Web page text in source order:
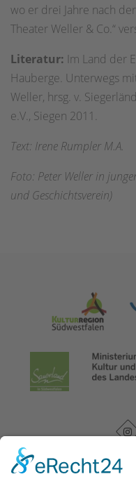
wo er drei Jahre nach
Theater Weller & Co.“
Literatur: Im Land der
Hauberge. Unterwegs
Weller, hrsg. v.
e.V., Siegen 2011.
Text: Irene Rumpler M.A.
Foto: Peter Weller in
und Geschichtsverein)